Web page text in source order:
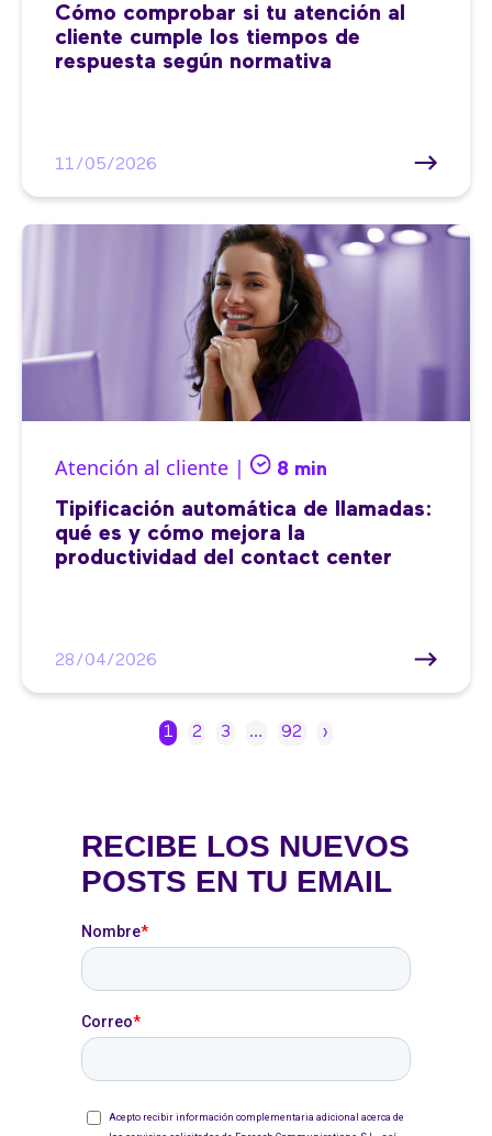
Cómo comprobar si tu atención al
cliente cumple los tiempos de
respuesta según normativa
11/05/2026
Atención al cliente | 8 min
Tipificación automática de llamadas:
qué es y cómo mejora la
productividad del contact center
28/04/2026
1 2 3 … 92 ›